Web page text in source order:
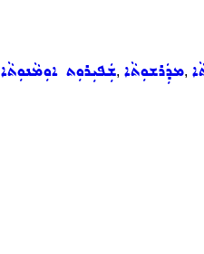
ܫܲܦܝܼܪܘܼܬ ܐܘܼܡܵܢܘܼܬܵܐ, ܡܕܲܪܫܘܼܬܵܐ,